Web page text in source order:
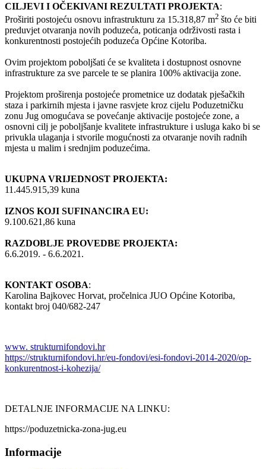
CILJEVI I OČEKIVANI REZULTATI PROJEKTA:
Proširiti postojeću osnovu infrastrukturu za 15.318,87 m2 što će biti
preduvjet otvaranja novih poduzeća, poticanja održivosti rasta i
konkurentnosti postojećih poduzeća Općine Kotoriba.
Ovim projektom poboljšati će se kvaliteta i dostupnost osnovne
infrastrukture za sve parcele te se planira 100% aktivacija zone.
Projektom proširenja postojeće prometnice uz dodatak pješačkih
staza i parkirnih mjesta i javne rasvjete kroz cijelu Poduzetničku
zonu Jug omogućava se povećanje aktivacije postojeće zone, a
osnovni cilj je poboljšanje kvalitete infrastrukture i usluga kako bi se
privukla ulaganja i stvorile mogućnosti za otvaranje novih radnih
mjesta u malim i srednjim poduzećima.
UKUPNA VRIJEDNOST PROJEKTA:
11.445.915,39 kuna
IZNOS KOJI SUFINANCIRA EU:
9.100.621,86 kuna
RAZDOBLJE PROVEDBE PROJEKTA:
6.6.2019. - 6.6.2021.
KONTAKT OSOBA:
Karolina Bajkovec Horvat, pročelnica JUO Općine Kotoriba,
kontakt broj 040/682-247
www. strukturnifondovi.hr
https://strukturnifondovi.hr/eu-fondovi/esi-fondovi-2014-2020/op-
konkurentnost-i-kohezija/
DETALNJE INFORMACIJE NA LINKU:
https://poduzetnicka-zona-jug.eu
Informacije